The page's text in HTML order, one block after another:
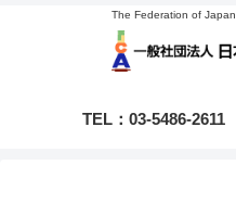
The Federation of
TEL：03-5486-2611